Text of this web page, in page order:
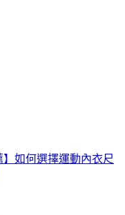
】如何選擇運動內衣尺